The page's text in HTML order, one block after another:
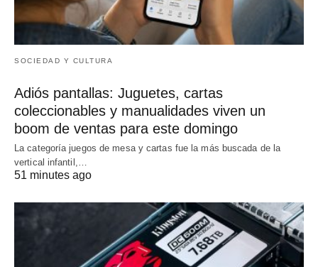
SOCIEDAD Y CULTURA
Adiós pantallas: Juguetes, cartas
coleccionables y manualidades viven un
boom de ventas para este domingo
La categoría juegos de mesa y cartas fue la más buscada de la
vertical infantil,…
51 minutes ago